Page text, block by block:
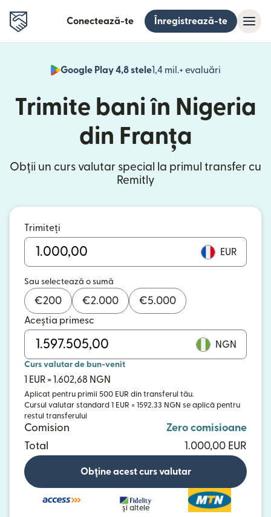
Conectează-te Înregistrează-te
Google Play 4,8 stele1,4 mil.+ evaluări
(se
Trimite bani în Nigeria
din Franța
Obții un curs valutar special la primul transfer cu
Remitly
Trimiteți
EUR
Sau selectează o sumă
€200 €2.000 €5.000
Aceștia primesc
NGN
Curs valutar de bun-venit
1 EUR = 1.602,68 NGN
Aplicat pentru primii 500 EUR din transferul tău.
Cursul valutar standard 1 EUR = 1592.33 NGN se aplică pentru
restul transferului
Comision
Zero comisioane
Total
1.000,00 EUR
Obține acest curs valutar
și altele